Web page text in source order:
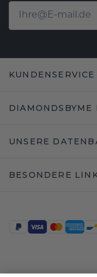
KUNDENSERVICE
DIAMONDSBYME
UNSERE
BESONDERE